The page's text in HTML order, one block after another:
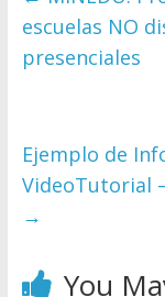
escuelas NO
presenciales
Ejemplo de
VideoTutorial
→
You